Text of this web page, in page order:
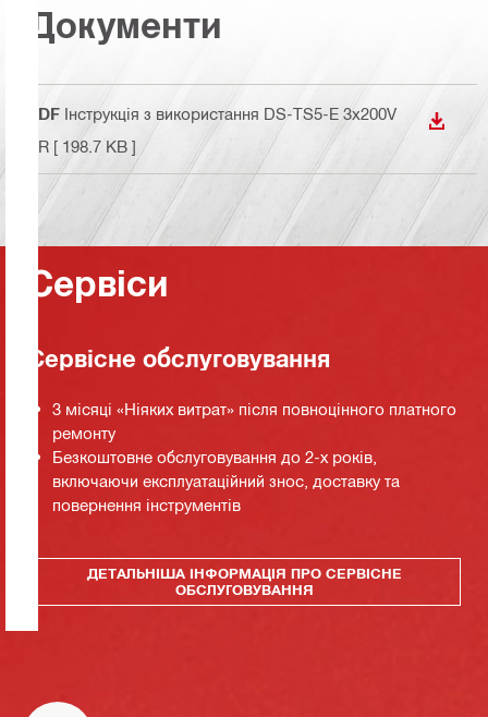
Документи
PDF Інструкція з використання DS-TS5-E 3x200V
PR [ 198.7 KB ]
Сервіси
Сервісне обслуговування
3 місяці «Ніяких витрат» після повноцінного платного
ремонту
Безкоштовне обслуговування до 2-х років,
включаючи експлуатаційний знос, доставку та
повернення інструментів
ДЕТАЛЬНІША ІНФОРМАЦІЯ ПРО СЕРВІСНЕ
ОБСЛУГОВУВАННЯ